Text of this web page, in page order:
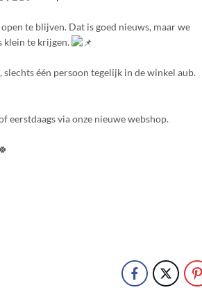
te blijven. Dat is goed nieuws, maar we
klein te krijgen.
één persoon tegelijk in de winkel aub.
eerstdaags via onze nieuwe webshop.